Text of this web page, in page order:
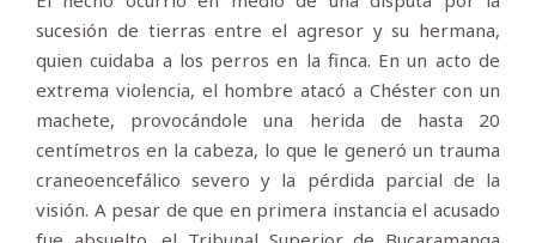
sucesión de tierras entre el agresor y su hermana,
quien cuidaba a los perros en la finca. En un acto de
extrema violencia, el hombre atacó a Chéster con un
machete, provocándole una herida de hasta 20
centímetros en la cabeza, lo que le generó un trauma
craneoencefálico severo y la pérdida parcial de la
visión. A pesar de que en primera instancia el acusado